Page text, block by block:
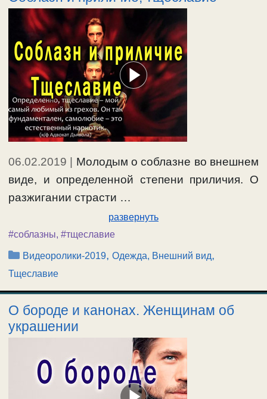
06.02.2019 | Молодым о соблазне во внешнем
виде, и определенной степени приличия. О
разжигании страсти …
развернуть
#соблазны, #тщеславие
Рубрики
Видеоролики-2019,Одежда, Внешний вид,
Тщеславие
О бороде и канонах. Женщинам об
украшении